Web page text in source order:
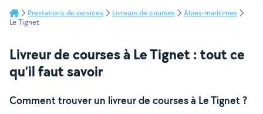
Prestations de services Livreurs de courses
Alpes-maritimes
Le Tignet
Livreur de courses à Le Tignet : tout ce
qu’il faut savoir
Comment trouver un livreur de courses à Le Tignet ?